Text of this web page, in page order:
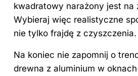
kwadratowy narażony jest na
Wybieraj więc realistyczne
nie tylko frajdę z czyszczenia.
Na koniec nie zapomnij o
drewna z aluminium w